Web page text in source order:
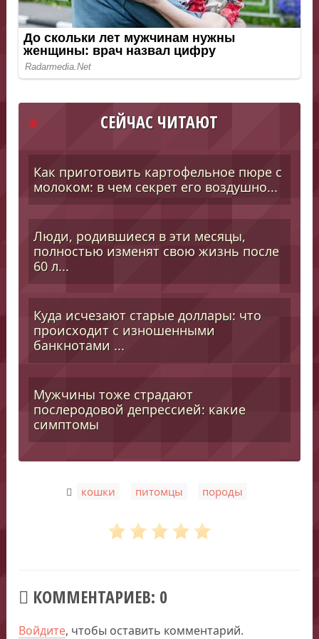
СЕЙЧАС ЧИТАЮТ
Как приготовить картофельное пюре с
молоком: в чем секрет его воздушно...
Люди, родившиеся в эти месяцы,
полностью изменят свою жизнь после
60 л...
Куда исчезают старые доллары: что
происходит с изношенными
банкнотами ...
Мужчины тоже страдают
послеродовой депрессией: какие
симптомы
кошки питомцы породы
КОММЕНТАРИЕВ: 0
Войдите, чтобы оставить комментарий.